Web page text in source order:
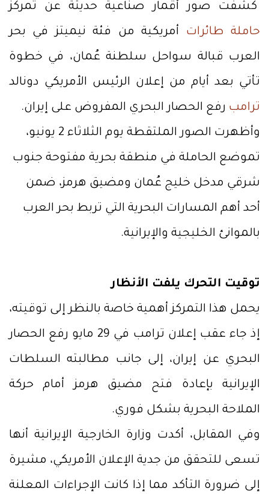
كشفت صور أقمار صناعية حديثة عن تمركز
حاملة طائرات أمريكية من فئة نيميتز في بحر
العرب قبالة سواحل سلطنة عُمان، في خطوة
تأتي بعد أيام من إعلان الرئيس الأمريكي دونالد
ترامب رفع الحصار البحري المفروض على إيران.
وأظهرت الصور الملتقطة يوم الثلاثاء 2 يونيو،
تموضع الحاملة في منطقة بحرية مفتوحة جنوب
شرقي مدخل خليج عُمان ومضيق هرمز، ضمن
أحد أهم المسارات البحرية التي تربط بحر العرب
بالموانئ الخليجية والإيرانية.
توقيت التحرك يلفت الأنظار
يحمل هذا التمركز أهمية خاصة بالنظر إلى توقيته،
إذ جاء عقب إعلان ترامب في 29 مايو رفع الحصار
البحري عن إيران، إلى جانب مطالبته السلطات
الإيرانية بإعادة فتح مضيق هرمز أمام حركة
الملاحة البحرية بشكل فوري.
وفي المقابل، أكدت وزارة الخارجية الإيرانية أنها
تسعى للتحقق من جدية الإعلان الأمريكي، مشيرة
إلى ضرورة التأكد مما إذا كانت الإجراءات المعلنة